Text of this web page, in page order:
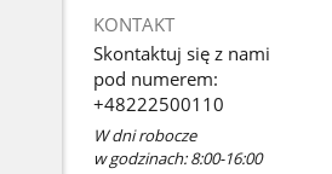
KONTAKT
Skontaktuj się z nami
pod numerem:
+48222500110
W dni robocze
w godzinach: 8:00-16:00